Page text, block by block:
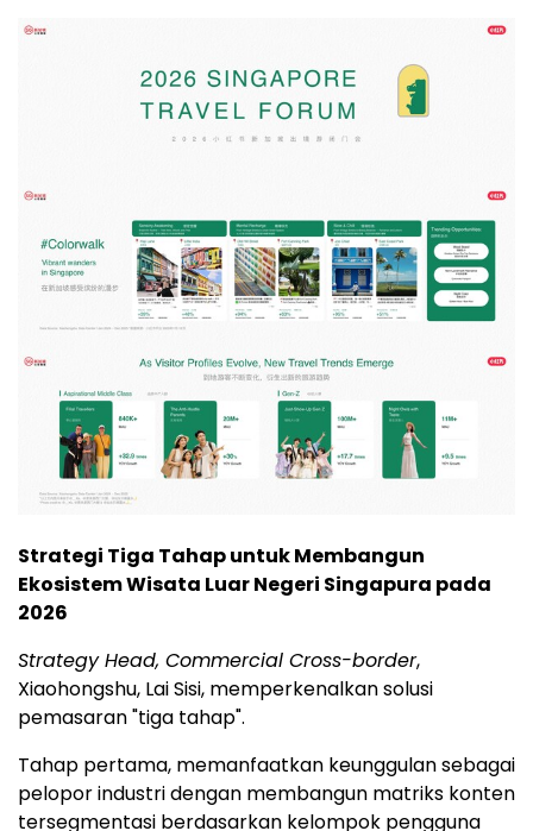
Strategi Tiga Tahap untuk Membangun
Ekosistem Wisata Luar Negeri Singapura pada
2026
Strategy Head, Commercial Cross-border,
Xiaohongshu, Lai Sisi, memperkenalkan solusi
pemasaran "tiga tahap".
Tahap pertama, memanfaatkan keunggulan sebagai
pelopor industri dengan membangun matriks konten
tersegmentasi berdasarkan kelompok pengguna